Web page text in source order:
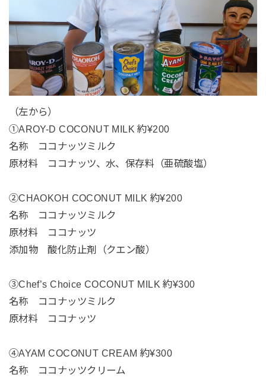
（左から）
①AROY-D COCONUT MILK 約¥200
名称 ココナッツミルク
原材料 ココナッツ、水、保存料（亜硫酸塩）
②CHAOKOH COCONUT MILK 約¥200
名称 ココナッツミルク
原材料 ココナッツ
添加物 酸化防止剤（クエン酸）
③Chef’s Choice COCONUT MILK 約¥300
名称 ココナッツミルク
原材料 ココナッツ
④AYAM COCONUT CREAM 約¥300
名称 ココナッツクリーム